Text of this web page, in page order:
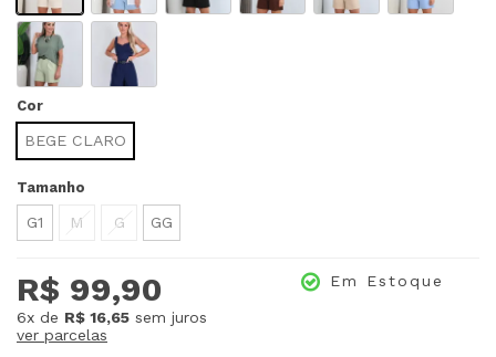
Cor
BEGE CLARO
Tamanho
G1 M G GG
R$ 99,90
6x de R$ 16,65 sem juros
ver parcelas
Em Estoque